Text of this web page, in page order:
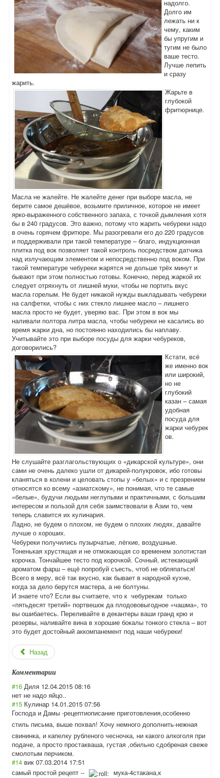
надолго.
Долго им
лежать ни к
чему, каким
бы упругим и
тугим не было
ваше тесто.
Лучше лепить
и сразу
жарить.
Жарьте в
глубокой
фритюрнице.
Масла не жалейте. Не жалейте денег при выборе масла, не
берите самое дешёвое, возьмите приличное, которое не имеет
ярко-выраженного собственного запаха, с точкой дымления хотя
бы в 240 градусов. Это важно, потому что жарить чебуреки надо
в очень горячем фритюре. Мы разогревали его до 220 градусов
и поддерживали при такой температуре – благо, индукционная
плитка под вок позволяет такой контроль посредством датчика
над излучающим элементом и непосредственно под воком. При
такой температуре чебуреки жарятся не дольше трёх минут и
бывают при этом полностью готовы. Конечно, перед жаркой их
следует отряхнуть от лишней муки, чтобы не портить вкус
масла горелым. Не будет никакой нужды выкладывать чебуреки
на салфетки, чтобы с них стекло лишнее масло – лишнего
масла просто не будет, уверяю вас. При этом в вок мы
наливали полтора литра масла, чтобы чебуреки не касались во
время жарки дна, но постоянно находились бы наплаву.
Учитывайте это при выборе посуды для жарки чебуреков,
договорились?
Кстати, всё
же именно вок
или широкий,
но не
глубокий
казан – самая
удобная
посуда для
жарки чебурек
ов.
Не слушайте разглагольствующих о «дикарской культуре», они
сами не очень далеко ушли от дикарей-полукровок, ибо готовы
кланяться в колени и целовать стопы у «белых» и с презрением
относятся ко всему «азиатскому», не понимая, что те самые
«белые», будучи людьми неглупыми и практичными, с большим
интересом и пользой для себя заимствовали в Азии то, чем
теперь славится их кулинария.
Ладно, не будем о плохом, не будем о плохих людях, давайте
лучше о хороших.
Чебуреки получились пузырчатые, лёгкие, воздушные.
Тоненькая хрустящая и не отмокающая со временем золотистая
корочка. Тончайшее тесто под корочкой. Сочный, истекающий
ароматом фарш – ещё попробуй съесть, чтоб не обляпаться!
Всего в меру, всё так вкусно, как бывает в народной кухне,
когда за дело берутся мастера, а не болтуны.
И знаете что? Если вы считаете, что к чебурекам только
«пятьдесят третий» портвешок да плодововыгодное «чашма», то
вы ошибаетесь. Переливайте в декантеры ваши гранд крю и
резервы, наливайте вина в хорошие бокалы тонкого стекла – вот
это будет достойный аккомпанемент под наши чебуреки!
Назад
Комментарии
#16 Диля 12.04.2015 08:16
нет не надо яйцо..
#15 Кулинар 14.01.2015 07:56
Господа и Дамы -рецептиописание приготовления,особенно
стиль письма, выше похвал! Хочу немного дополнить-нежная
свининка, и капелку рубленого чесночка, ни какого алкоголя при
подаче, а просто простакваша, густая ,обильно сдобреная свеже
смолотым перчиком.
#14 вик 07.03.2014 17:51
самый простой рецепт --
мука-4стакана,к